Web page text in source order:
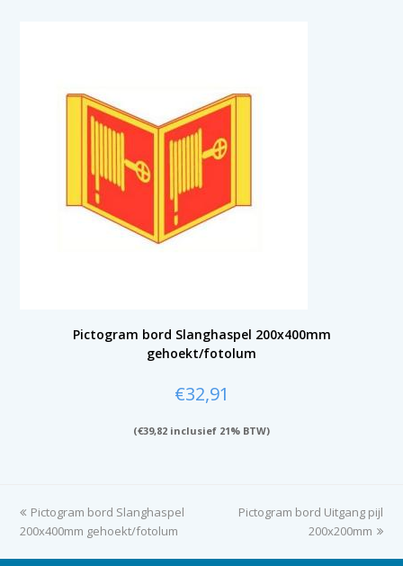
Pictogram bord Slanghaspel 200x400mm
gehoekt/fotolum
€32,91
(€39,82 inclusief 21% BTW)
previous
post:
Pictogram bord Slanghaspel
200x400mm gehoekt/fotolum
next
Pictogram bord Uitgang pijl
200x200mm